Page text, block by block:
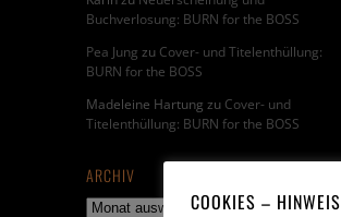
Buchverlosung: BURN for the BOSS
Pea Jung zu Cover- und Titelenthüllung:
BURN for the BOSS
Madeleine Hartung zu Cover- und
Titelenthüllung: BURN for the BOSS
ARCHIV
COOKIES – HINWEIS